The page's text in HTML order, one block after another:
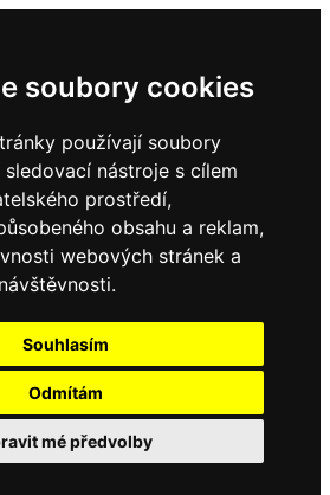
soubory cookies
používají soubory
nástroje s cílem
prostředí,
obsahu a reklam,
webových stránek a
Souhlasím
Odmítám
mé předvolby